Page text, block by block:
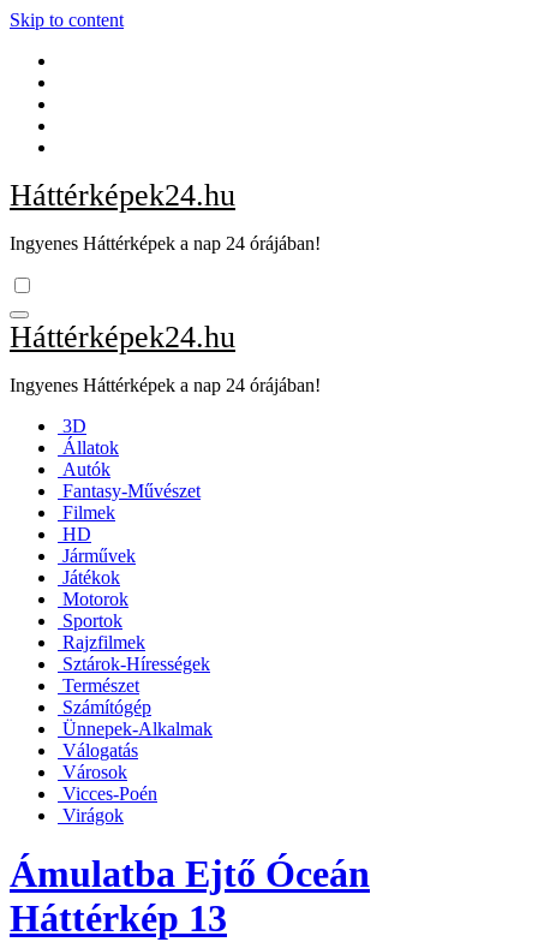
Skip to content
Háttérképek24.hu
Ingyenes Háttérképek a nap 24 órájában!
Háttérképek24.hu
Ingyenes Háttérképek a nap 24 órájában!
3D
Állatok
Autók
Fantasy-Művészet
Filmek
HD
Járművek
Játékok
Motorok
Sportok
Rajzfilmek
Sztárok-Hírességek
Természet
Számítógép
Ünnepek-Alkalmak
Válogatás
Városok
Vicces-Poén
Virágok
Ámulatba Ejtő Óceán
Háttérkép 13